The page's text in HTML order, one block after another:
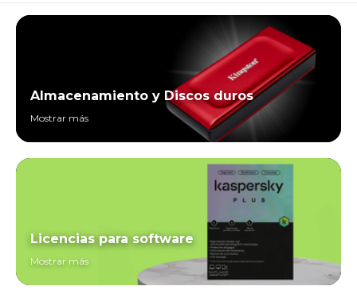
Almacenamiento y Discos duros
Mostrar más
Licencias para software
Mostrar más